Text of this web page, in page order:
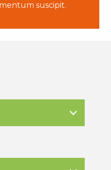
suscipit.